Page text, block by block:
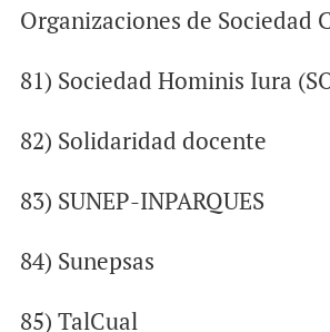
Organizaciones de Sociedad
81) Sociedad Hominis Iura
82) Solidaridad docente
83) SUNEP-INPARQUES
84) Sunepsas
85) TalCual